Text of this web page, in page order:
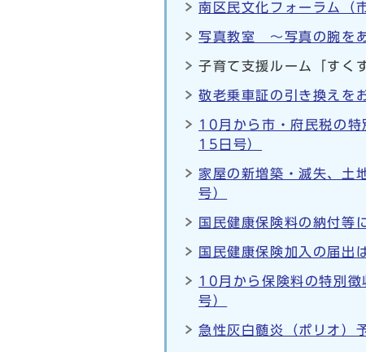
南区民文化フォーラム
写真教室 ～写真の腕を
子育て支援ルーム「すく
敬老乗車証の引き換え
10月から市・府民税の
15日号）
家屋の新増築・滅失、
号）
国民健康保険料の納付
国民健康保険加入の届
10月から保険料の特別
号）
急性灰白髄炎（ポリオ